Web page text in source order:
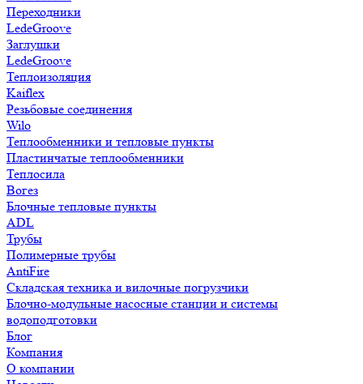
Переходники
LedeGroove
Заглушки
LedeGroove
Теплоизоляция
Kaiflex
Резьбовые соединения
Wilo
Теплообменники и тепловые пункты
Пластинчатые теплообменники
Теплосила
Вогез
Блочные тепловые пункты
ADL
Трубы
Полимерные трубы
AntiFire
Складская техника и вилочные погрузчики
Блочно-модульные насосные станции и системы
водоподготовки
Блог
Компания
О компании